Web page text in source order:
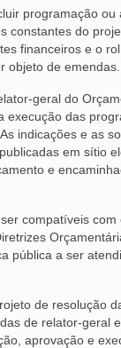
POLÍCIA
programação ou
constantes do
financeiros e o
objeto de emendas.
geral do
execução das
indicações e as
em sítio
e
compatíveis com
pública a ser
de resolução
de relator-geral
aprovação e